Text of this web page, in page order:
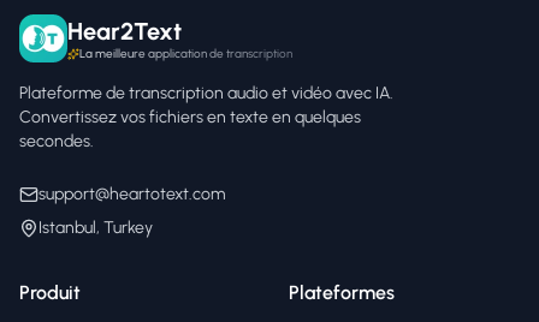
Hear2Text
La meilleure application de transcription
Plateforme de transcription audio et vidéo avec IA.
Convertissez vos fichiers en texte en quelques
secondes.
support@heartotext.com
Istanbul, Turkey
Produit Plateformes